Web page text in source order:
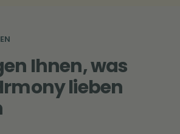
Ihnen, was
lieben